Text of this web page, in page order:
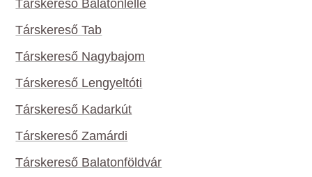
Társkereső Balatonlelle
Társkereső Tab
Társkereső Nagybajom
Társkereső Lengyeltóti
Társkereső Kadarkút
Társkereső Zamárdi
Társkereső Balatonföldvár